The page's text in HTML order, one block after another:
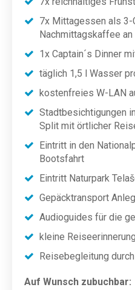
7x Mittagessen als 3-
Nachmittagskaffee an
1x Captain´s Dinner
täglich 1,5 l Wasser
kostenfreies W-LAN
Stadtbesichtigungen
Split mit örtlicher
Eintritt in den
Bootsfahrt
Eintritt Naturpark
Gepäcktransport
Audioguides für die
kleine Reiseerinnerung
Reisebegleitung
Auf Wunsch zubuchbar: